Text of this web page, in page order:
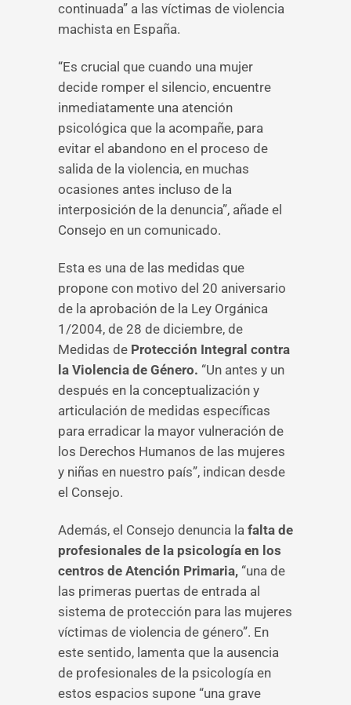
continuada” a las víctimas de violencia
machista en España.
“Es crucial que cuando una mujer
decide romper el silencio, encuentre
inmediatamente una atención
psicológica que la acompañe, para
evitar el abandono en el proceso de
salida de la violencia, en muchas
ocasiones antes incluso de la
interposición de la denuncia”, añade el
Consejo en un comunicado.
Esta es una de las medidas que
propone con motivo del 20 aniversario
de la aprobación de la Ley Orgánica
1/2004, de 28 de diciembre, de
Medidas de Protección Integral contra
la Violencia de Género. “Un antes y un
después en la conceptualización y
articulación de medidas específicas
para erradicar la mayor vulneración de
los Derechos Humanos de las mujeres
y niñas en nuestro país”, indican desde
el Consejo.
Además, el Consejo denuncia la falta de
profesionales de la psicología en los
centros de Atención Primaria, “una de
las primeras puertas de entrada al
sistema de protección para las mujeres
víctimas de violencia de género”. En
este sentido, lamenta que la ausencia
de profesionales de la psicología en
estos espacios supone “una grave